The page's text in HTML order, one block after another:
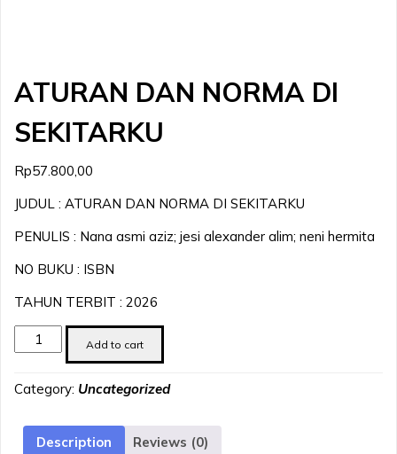
ATURAN DAN NORMA DI
SEKITARKU
Rp57.800,00
JUDUL : ATURAN DAN NORMA DI SEKITARKU
PENULIS : Nana asmi aziz; jesi alexander alim; neni hermita
NO BUKU : ISBN
TAHUN TERBIT : 2026
ATURAN
DAN
DI
quantity
Add to cart
Category: Uncategorized
Description Reviews (0)